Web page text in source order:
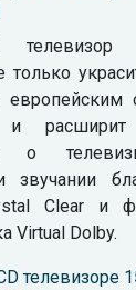
только
расширит
о
звучании
Clear и
Virtual Dolby.
телевизоре